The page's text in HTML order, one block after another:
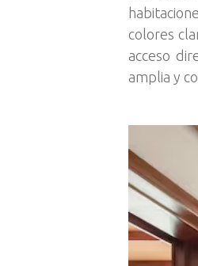
colores
acceso
amplia y